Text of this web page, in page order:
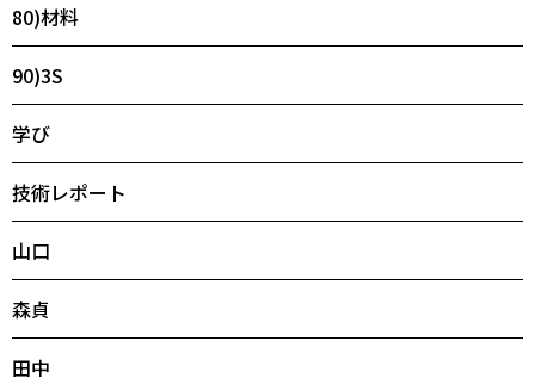
80)材料
90)3S
学び
技術レポート
山口
森貞
田中